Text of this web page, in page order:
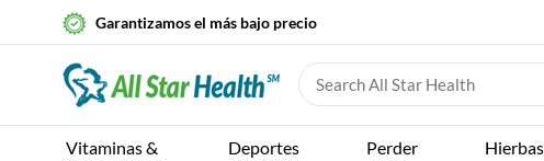
Garantizamos el más bajo precio
Vitaminas &
Deportes
Perder
Hierbas